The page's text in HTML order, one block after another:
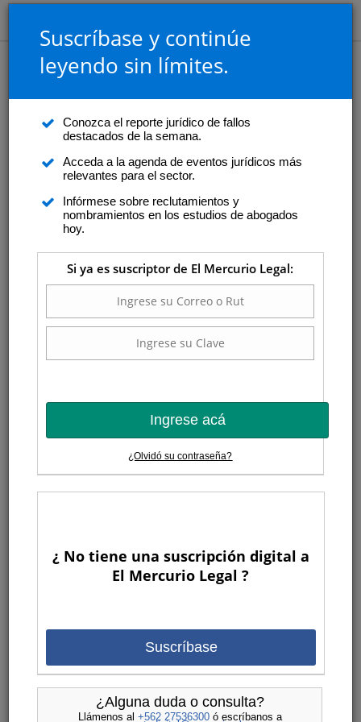
Suscríbase y continúe
leyendo sin límites.
Conozca el reporte jurídico de fallos
destacados de la semana.
Acceda a la agenda de eventos jurídicos más
relevantes para el sector.
Infórmese sobre reclutamientos y
nombramientos en los estudios de abogados
hoy.
Si ya es suscriptor de El Mercurio Legal:
Ingrese acá
¿Olvidó su contraseña?
¿ No tiene una suscripción digital a
El Mercurio Legal ?
Suscríbase
¿Alguna duda o consulta?
Llámenos al +562 27536300ó escríbanos a